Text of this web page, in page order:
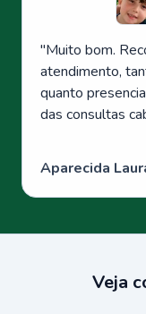
"Muito bom.
atendimento,
quanto
das consultas
Aparecida
Veja